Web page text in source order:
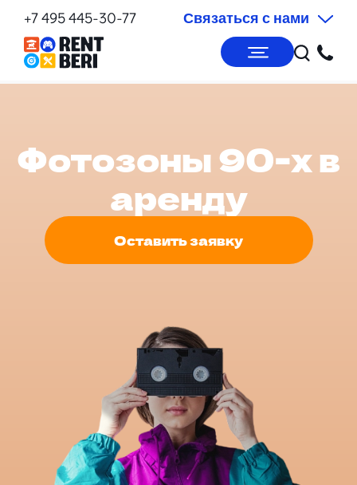
+7 495 445-30-77 Связаться с нами
Фотозоны 90-х в
аренду
Оставить заявку